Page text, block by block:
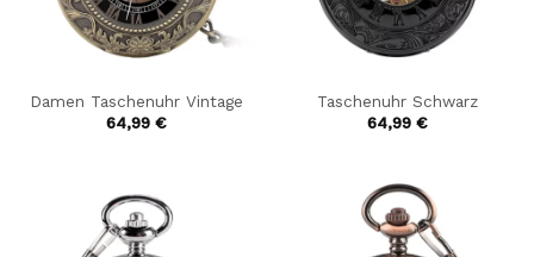
Damen Taschenuhr Vintage
64,99 €
Taschenuhr Schwarz
64,99 €